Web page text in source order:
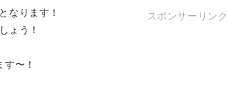
スポンサーリンク
なります！
ょう！
〜！